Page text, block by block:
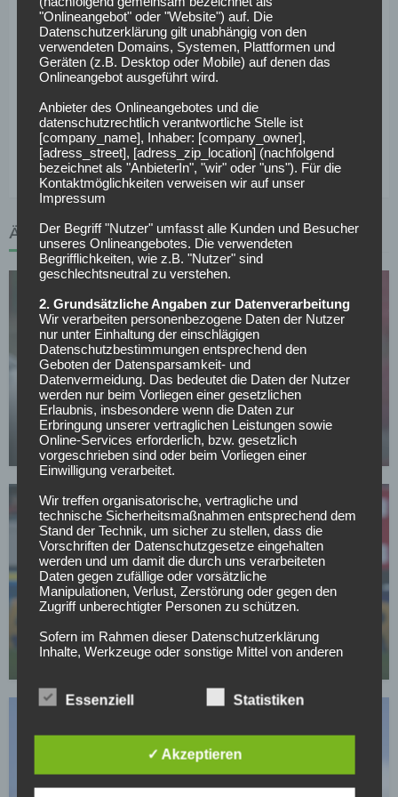
Damit ist der SC Freiburg in die nächste Runde des DFB-
Pokals eingezogen. Am ersten Spieltag der neuen
Bundesliga-Saison treffen sie auf den Vizemeister der
Weitere News und Transfergerüchte rund um den
deutschen Fußball findest du hier >>
ÄHNLICHE ARTIKEL
SONSTIGES
All or Nothing: Hearts & Schwolow greifen nach
der Krone
15.05.2026
SC FREIBURG
Top-Transferziel: Freiburg baggert an Gladbachs
Dauerläufer
02.05.2026
"Onlineangebot" oder "Website") auf. Die
Datenschutzerklärung gilt unabhängig von den
verwendeten Domains, Systemen, Plattformen und
Geräten (z.B. Desktop oder Mobile) auf denen das
Onlineangebot ausgeführt wird.
Anbieter des Onlineangebotes und die
datenschutzrechtlich verantwortliche Stelle ist
[company_name], Inhaber: [company_owner],
[adress_street], [adress_zip_location] (nachfolgend
bezeichnet als "AnbieterIn", "wir" oder "uns"). Für die
Kontaktmöglichkeiten verweisen wir auf unser
Impressum
Der Begriff "Nutzer" umfasst alle Kunden und Besucher
unseres Onlineangebotes. Die verwendeten
Begrifflichkeiten, wie z.B. "Nutzer" sind
geschlechtsneutral zu verstehen.
2. Grundsätzliche Angaben zur Datenverarbeitung
Wir verarbeiten personenbezogene Daten der Nutzer
nur unter Einhaltung der einschlägigen
Datenschutzbestimmungen entsprechend den
Geboten der Datensparsamkeit- und
Datenvermeidung. Das bedeutet die Daten der Nutzer
werden nur beim Vorliegen einer gesetzlichen
Erlaubnis, insbesondere wenn die Daten zur
Erbringung unserer vertraglichen Leistungen sowie
Online-Services erforderlich, bzw. gesetzlich
vorgeschrieben sind oder beim Vorliegen einer
Einwilligung verarbeitet.
Wir treffen organisatorische, vertragliche und
technische Sicherheitsmaßnahmen entsprechend dem
Stand der Technik, um sicher zu stellen, dass die
Vorschriften der Datenschutzgesetze eingehalten
werden und um damit die durch uns verarbeiteten
Daten gegen zufällige oder vorsätzliche
Manipulationen, Verlust, Zerstörung oder gegen den
Zugriff unberechtigter Personen zu schützen.
Sofern im Rahmen dieser Datenschutzerklärung
Inhalte, Werkzeuge oder sonstige Mittel von anderen
genannter Sitz im Ausland ist, ist davon auszugehen,
dass ein Datentransfer in die Sitzstaaten der Dritt-
gesetzlichen Erlaubnis, einer Einwilligung der Nutzer
oder spezieller Vertragsklauseln, die eine gesetzlich
vorausgesetzte Sicherheit der Daten gewährleisten.
Essenziell Statistiken
✓ Akzeptieren